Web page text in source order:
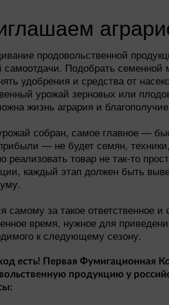
продовольственной
самоотдачи. Подобрать семенной
удобрения и средства от
урожай зерновых или
жизнь агрария и
собран, самое главное —
— не будет семян,
реализовать товар не так-то
каждый этап должен быть
самому за такое ответственное
время, нужное для
к следующему сезону.
есть! Первая Фумигационная
продукцию у